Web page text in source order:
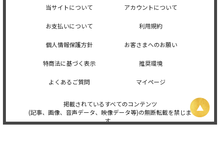
当サイトについて アカウントについて
お支払いについて 利用規約
個人情報保護方針 お客さまへのお願い
特商法に基づく表示 推奨環境
よくあるご質問 マイページ
掲載されているすべてのコンテンツ
(記事、画像、音声データ、映像データ等)の無断転載を禁じま
す。